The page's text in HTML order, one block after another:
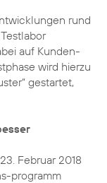
rund
auf Kunden-
wird hierzu
gestartet,
Februar 2018
programm